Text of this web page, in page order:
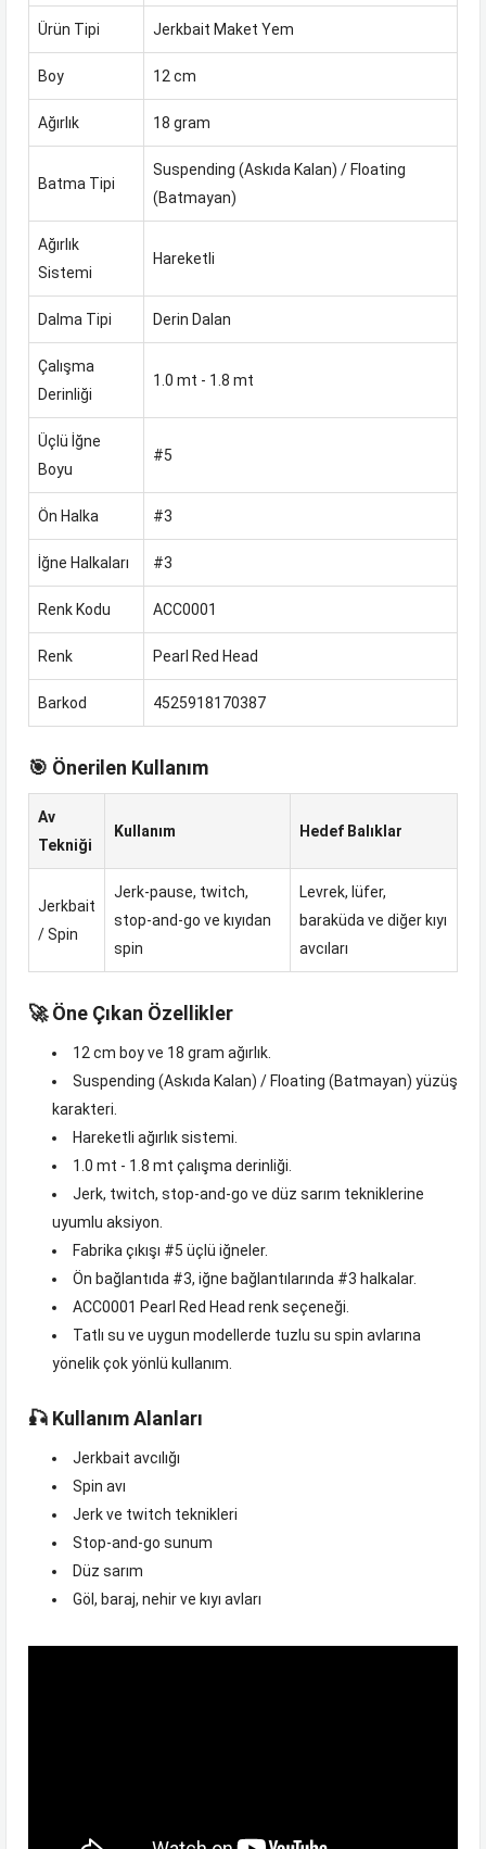
Ürün Tipi Jerkbait Maket Yem
Boy 12 cm
Ağırlık 18 gram
Batma Tipi
Suspending (Askıda Kalan) / Floating
(Batmayan)
Ağırlık
Sistemi
Hareketli
Dalma Tipi Derin Dalan
Çalışma
Derinliği
1.0 mt - 1.8 mt
Üçlü İğne
Boyu
#5
Ön Halka #3
İğne Halkaları #3
Renk Kodu ACC0001
Renk Pearl Red Head
Barkod 4525918170387
🎯 Önerilen Kullanım
Av
Tekniği
Kullanım Hedef Balıklar
Jerkbait
/ Spin
Jerk-pause, twitch,
stop-and-go ve kıyıdan
spin
Levrek, lüfer,
baraküda ve diğer kıyı
avcıları
🚀 Öne Çıkan Özellikler
12 cm boy ve 18 gram ağırlık.
Suspending (Askıda Kalan) / Floating (Batmayan) yüzüş
karakteri.
Hareketli ağırlık sistemi.
1.0 mt - 1.8 mt çalışma derinliği.
Jerk, twitch, stop-and-go ve düz sarım tekniklerine
uyumlu aksiyon.
Fabrika çıkışı #5 üçlü iğneler.
Ön bağlantıda #3, iğne bağlantılarında #3 halkalar.
ACC0001 Pearl Red Head renk seçeneği.
Tatlı su ve uygun modellerde tuzlu su spin avlarına
yönelik çok yönlü kullanım.
🎣 Kullanım Alanları
Jerkbait avcılığı
Spin avı
Jerk ve twitch teknikleri
Stop-and-go sunum
Düz sarım
Göl, baraj, nehir ve kıyı avları